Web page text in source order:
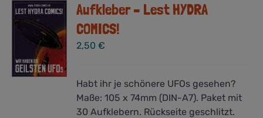
Aufkleber – Lest HYDRA
COMICS!
2,50€
Habt ihr je schönere UFOs gesehen?
Maße: 105 x 74mm (DIN-A7). Paket mit
30 Aufklebern. Rückseite geschlitzt.